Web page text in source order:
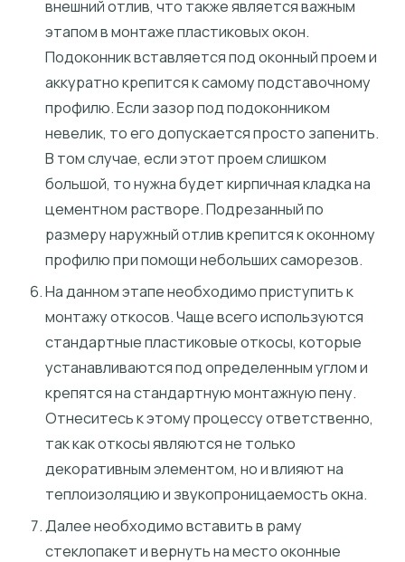
внешний отлив, что также является важным
этапом в монтаже пластиковых окон.
Подоконник вставляется под оконный проем и
аккуратно крепится к самому подставочному
профилю. Если зазор под подоконником
невелик, то его допускается просто запенить.
В том случае, если этот проем слишком
большой, то нужна будет кирпичная кладка на
цементном растворе. Подрезанный по
размеру наружный отлив крепится к оконному
профилю при помощи небольших саморезов.
На данном этапе необходимо приступить к
монтажу откосов. Чаще всего используются
стандартные пластиковые откосы, которые
устанавливаются под определенным углом и
крепятся на стандартную монтажную пену.
Отнеситесь к этому процессу ответственно,
так как откосы являются не только
декоративным элементом, но и влияют на
теплоизоляцию и звукопроницаемость окна.
Далее необходимо вставить в раму
стеклопакет и вернуть на место оконные